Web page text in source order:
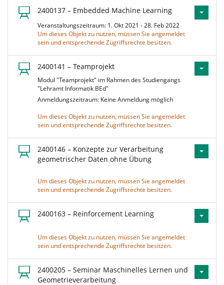
2400137 – Embedded Machine Learning
Veranstaltungszeitraum: 1. Okt 2021 - 28. Feb 2022
Um dieses Objekt zu nutzen, müssen Sie angemeldet
sein und entsprechende Zugriffsrechte besitzen.
2400141 – Teamprojekt
Modul "Teamprojekt" im Rahmen des Studiengangs
"Lehramt Informatik BEd"
Anmeldungszeitraum: Keine Anmeldung möglich
Um dieses Objekt zu nutzen, müssen Sie angemeldet
sein und entsprechende Zugriffsrechte besitzen.
2400146 – Konzepte zur Verarbeitung
geometrischer Daten ohne Übung
Um dieses Objekt zu nutzen, müssen Sie angemeldet
sein und entsprechende Zugriffsrechte besitzen.
2400163 – Reinforcement Learning
Um dieses Objekt zu nutzen, müssen Sie angemeldet
sein und entsprechende Zugriffsrechte besitzen.
2400205 – Seminar Maschinelles Lernen und
Geometrieverarbeitung